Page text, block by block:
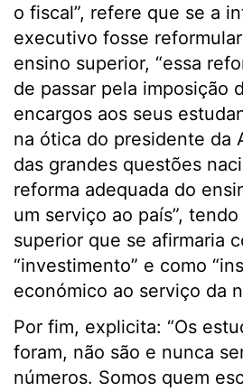
o fiscal”, refere que se a
executivo fosse
ensino superior, “essa
de passar pela imposição
encargos aos seus
na ótica do presidente da
das grandes questões
reforma adequada do
um serviço ao país”,
superior que se afirmaria
“investimento” e como
económico ao serviço da
Por fim, explicita: “Os
foram, não são e nunca
números. Somos quem